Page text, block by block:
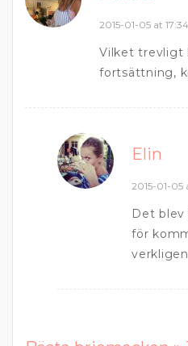
2015-01-05 at 17:34
Vilket trevligt
fortsättning,
Elin
2015-01-05
Det blev
för